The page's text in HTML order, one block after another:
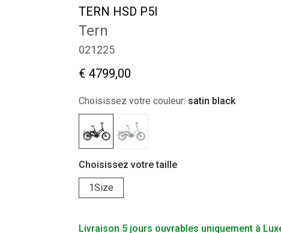
TERN HSD P5I
Tern
021225
€ 4799,00
Choisissez votre couleur: satin black
Choisissez votre taille
1Size
Livraison 5 jours ouvrables uniquement à